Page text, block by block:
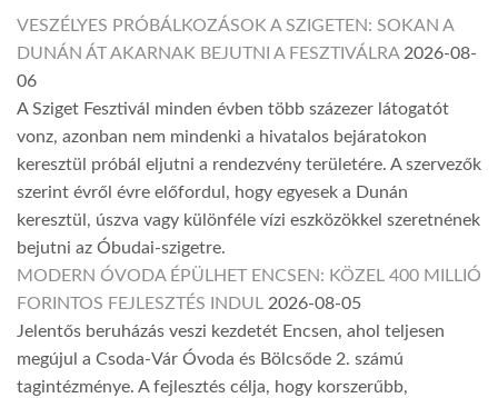
VESZÉLYES PRÓBÁLKOZÁSOK A SZIGETEN: SOKAN A
DUNÁN ÁT AKARNAK BEJUTNI A FESZTIVÁLRA 2026-08-
06
A Sziget Fesztivál minden évben több százezer látogatót
vonz, azonban nem mindenki a hivatalos bejáratokon
keresztül próbál eljutni a rendezvény területére. A szervezők
szerint évről évre előfordul, hogy egyesek a Dunán
keresztül, úszva vagy különféle vízi eszközökkel szeretnének
bejutni az Óbudai-szigetre.
MODERN ÓVODA ÉPÜLHET ENCSEN: KÖZEL 400 MILLIÓ
FORINTOS FEJLESZTÉS INDUL 2026-08-05
Jelentős beruházás veszi kezdetét Encsen, ahol teljesen
megújul a Csoda-Vár Óvoda és Bölcsőde 2. számú
tagintézménye. A fejlesztés célja, hogy korszerűbb,